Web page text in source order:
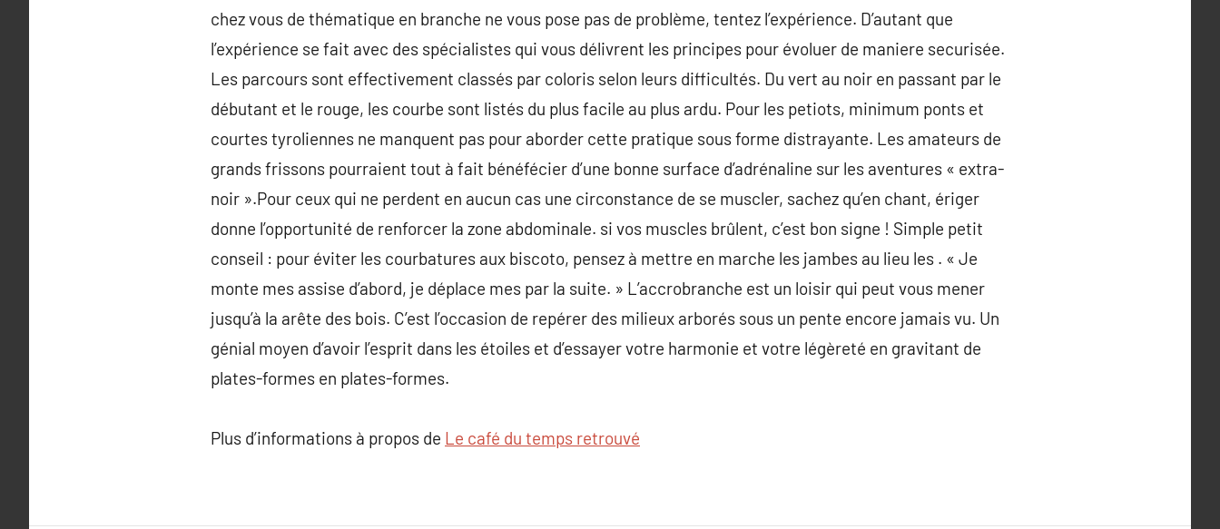
chez vous de thématique en branche ne vous pose pas de problème, tentez l’expérience. D’autant que
l’expérience se fait avec des spécialistes qui vous délivrent les principes pour évoluer de maniere securisée.
Les parcours sont effectivement classés par coloris selon leurs difficultés. Du vert au noir en passant par le
débutant et le rouge, les courbe sont listés du plus facile au plus ardu. Pour les petiots, minimum ponts et
courtes tyroliennes ne manquent pas pour aborder cette pratique sous forme distrayante. Les amateurs de
grands frissons pourraient tout à fait bénéfécier d’une bonne surface d’adrénaline sur les aventures « extra-
noir ».Pour ceux qui ne perdent en aucun cas une circonstance de se muscler, sachez qu’en chant, ériger
donne l’opportunité de renforcer la zone abdominale. si vos muscles brûlent, c’est bon signe ! Simple petit
conseil : pour éviter les courbatures aux biscoto, pensez à mettre en marche les jambes au lieu les . « Je
monte mes assise d’abord, je déplace mes par la suite. » L’accrobranche est un loisir qui peut vous mener
jusqu’à la arête des bois. C’est l’occasion de repérer des milieux arborés sous un pente encore jamais vu. Un
génial moyen d’avoir l’esprit dans les étoiles et d’essayer votre harmonie et votre légèreté en gravitant de
plates-formes en plates-formes.
Plus d’informations à propos de Le café du temps retrouvé